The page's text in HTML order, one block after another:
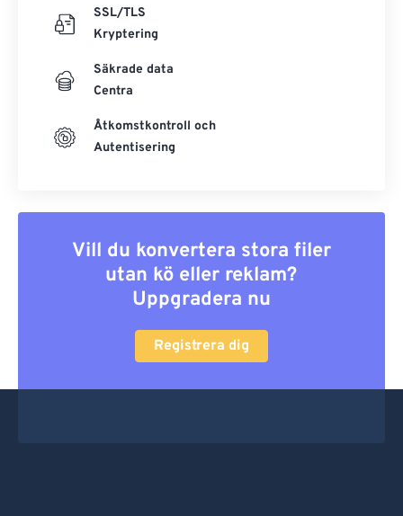
SSL/TLS
Kryptering
Säkrade data
Centra
Åtkomstkontroll och
Autentisering
Vill du konvertera stora filer
utan kö eller reklam?
Uppgradera nu
Registrera dig